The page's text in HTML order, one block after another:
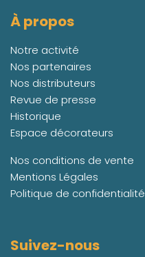
À propos
Notre activité
Nos partenaires
Nos distributeurs
Revue de presse
Historique
Espace décorateurs
Nos conditions de vente
Mentions Légales
Politique de confidentialité
Suivez-nous